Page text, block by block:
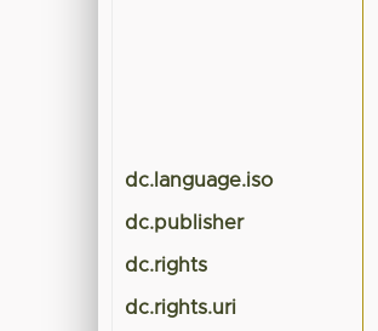
dc.language.iso
dc.publisher
dc.rights
dc.rights.uri